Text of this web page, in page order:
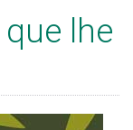
lhe